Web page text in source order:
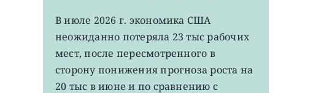
VOO:
рабочих
мест
США
неожиданно
В июле 2026 г. экономика США
неожиданно потеряла 23 тыс рабочих
мест, после пересмотренного в
сторону понижения прогноза роста на
20 тыс в июне и по сравнению с